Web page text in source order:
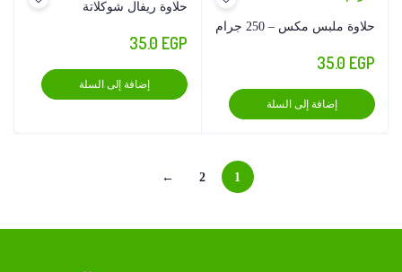
حلاوة ملبس مكس – 250 جرام
35.0 EGP
إضافة إلى السلة
حلاوة ريفال شوكلاتة
35.0 EGP
إضافة إلى السلة
1
2
←